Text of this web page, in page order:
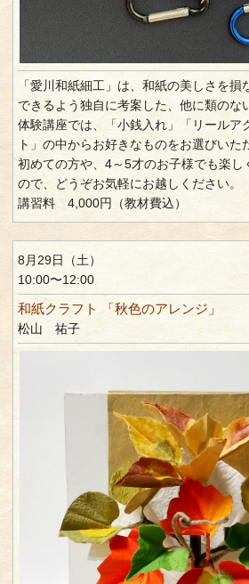
「愛川和紙細工」は、和紙の美しさを損
できるよう独自に考案した、他に類のな
体験講座では、「小銭入れ」「リールア
ト」の中からお好きなものをお選びいた
初めての方や、4～5才のお子様でも楽し
ので、どうぞお気軽にお越しください。
講習料 4,000円（教材費込）
8月29日（土）
10:00〜12:00
和紙クラフト 「秋色のアレンジ」
松山 祐子